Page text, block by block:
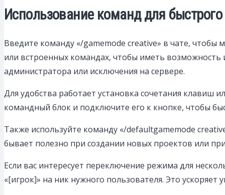
Использование команд для
Введите команду «/gamemode creative» в чате,
или встроенных командах, чтобы иметь возможность
администратора или исключения на сервере.
Для удобства работает установка сочетания клавиш
командный блок и подключите его к кнопке, чтобы
Также используйте команду «/defaultgamemode
бывает полезно при создании новых проектов или
Если вас интересует переключение режима для
«[игрок]» на ник нужного пользователя. Это